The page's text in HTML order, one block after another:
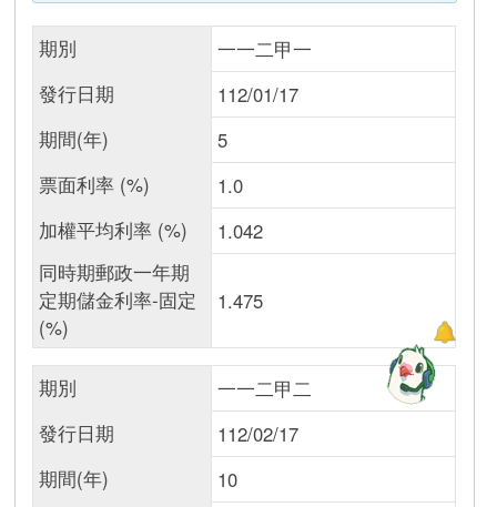
期別
一一二甲一
發行日期
112/01/17
期間(年)
5
票面利率 (%)
1.0
加權平均利率 (%)
1.042
同時期郵政一年期
定期儲金利率-固定
(%)
1.475
期別
一一二甲二
發行日期
112/02/17
期間(年)
10